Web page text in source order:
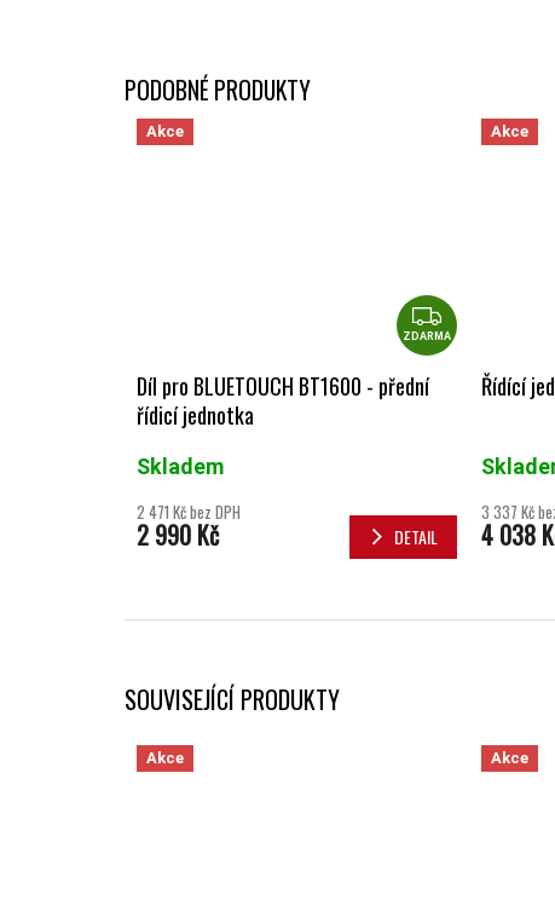
SOUVISEJÍCÍ PRODUKTY
Akce Akce
Akce
ZDARMA
ZDARMA
Díl pro BLUETOUCH BT1600 - přední
řídicí jednotka
Skladem
2 471 Kč bez DPH
2 990 Kč DETAIL
Akce
Řídící
3 337 Kč
4 038